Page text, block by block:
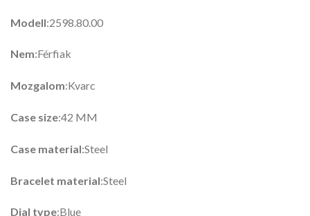
Modell:2598.80.00
Nem:Férfiak
Mozgalom:Kvarc
Case size:42 MM
Case material:Steel
Bracelet material:Steel
Dial type:Blue